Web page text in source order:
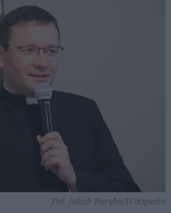
Fot. Jakub Poręba/Wikipedia